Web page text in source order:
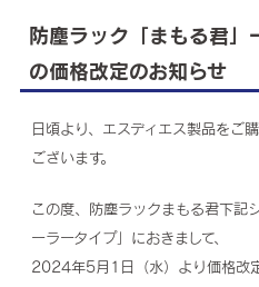
防塵ラック「まもる君」
の価格改定のお知らせ
日頃より、エスディエス製品をご
ございます。
この度、防塵ラックまもる君下記
ーラータイプ」におきまして、
2024年5月1日（水）より価格改定